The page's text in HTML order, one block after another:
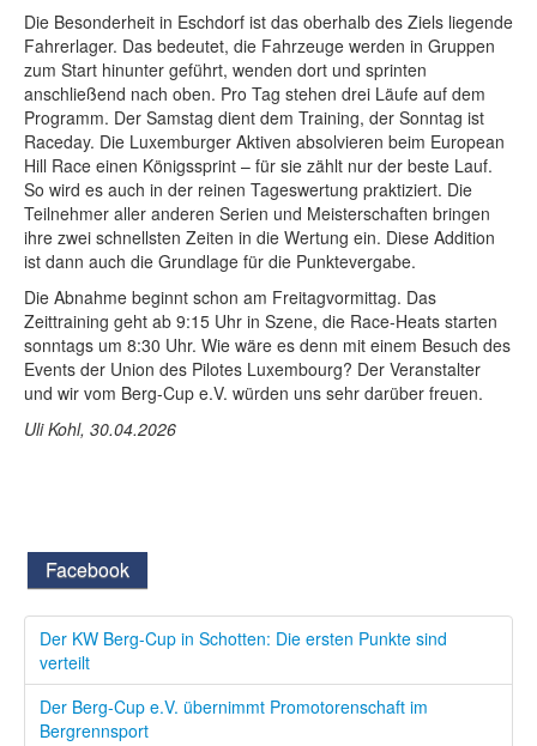
Die Besonderheit in Eschdorf ist das oberhalb des Ziels liegende
Fahrerlager. Das bedeutet, die Fahrzeuge werden in Gruppen
zum Start hinunter geführt, wenden dort und sprinten
anschließend nach oben. Pro Tag stehen drei Läufe auf dem
Programm. Der Samstag dient dem Training, der Sonntag ist
Raceday. Die Luxemburger Aktiven absolvieren beim European
Hill Race einen Königssprint – für sie zählt nur der beste Lauf.
So wird es auch in der reinen Tageswertung praktiziert. Die
Teilnehmer aller anderen Serien und Meisterschaften bringen
ihre zwei schnellsten Zeiten in die Wertung ein. Diese Addition
ist dann auch die Grundlage für die Punktevergabe.
Die Abnahme beginnt schon am Freitagvormittag. Das
Zeittraining geht ab 9:15 Uhr in Szene, die Race-Heats starten
sonntags um 8:30 Uhr. Wie wäre es denn mit einem Besuch des
Events der Union des Pilotes Luxembourg? Der Veranstalter
und wir vom Berg-Cup e.V. würden uns sehr darüber freuen.
Uli Kohl, 30.04.2026
Facebook
Der KW Berg-Cup in Schotten: Die ersten Punkte sind
verteilt
Der Berg-Cup e.V. übernimmt Promotorenschaft im
Bergrennsport